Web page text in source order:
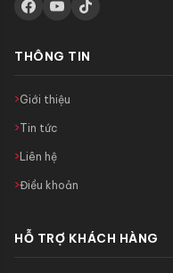
THÔNG TIN
Giới thiệu
Tin tức
Liên hệ
Điều khoản
HỖ TRỢ KHÁCH HÀNG